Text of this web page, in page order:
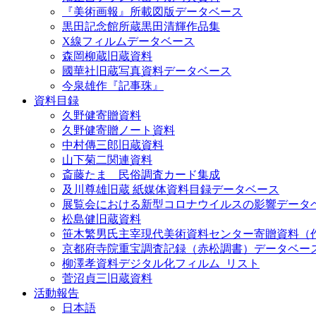
『美術画報』所載図版データベース
黒田記念館所蔵黒田清輝作品集
X線フィルムデータベース
森岡柳蔵旧蔵資料
國華社旧蔵写真資料データベース
今泉雄作『記事珠』
資料目録
久野健寄贈資料
久野健寄贈ノート資料
中村傳三郎旧蔵資料
山下菊二関連資料
斎藤たま 民俗調査カード集成
及川尊雄旧蔵 紙媒体資料目録データベース
展覧会における新型コロナウイルスの影響データ
松島健旧蔵資料
笹木繁男氏主宰現代美術資料センター寄贈資料（
京都府寺院重宝調査記録（赤松調書）データベー
柳澤孝資料デジタル化フィルム_リスト
菅沼貞三旧蔵資料
活動報告
日本語